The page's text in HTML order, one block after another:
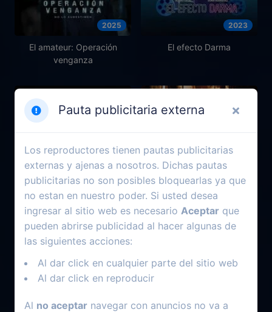
2025
El amateur: Operación
venganza
2023
El efecto Darma
Pauta publicitaria externa
Los reproductores tienen pautas publicitarias
externas y ajenas a nosotros. Dichas pautas
publicitarias no son posibles bloquearlas ya que
no estan en nuestro poder. Si usted desea
ingresar al sitio web es necesario Aceptar que
pueden abrirse publicidad al hacer algunas de
las siguientes acciones:
Al dar click en cualquier parte del sitio web
Al dar click en reproducir
Al no aceptar navegar con anuncios no va a